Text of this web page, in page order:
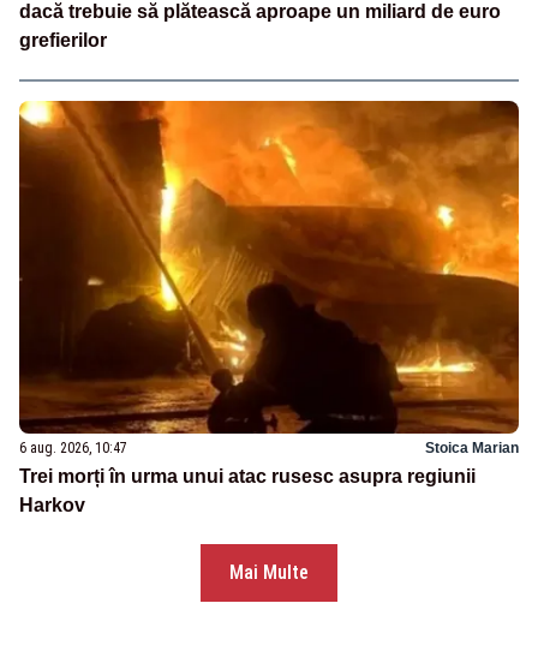
dacă trebuie să plătească aproape un miliard de euro
grefierilor
6 aug. 2026, 10:47 Stoica Marian
Trei morți în urma unui atac rusesc asupra regiunii
Harkov
Mai Multe